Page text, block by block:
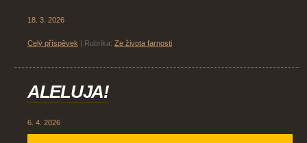
18. 3. 2026
Celý příspěvek | Rubrika: Ze života farnosti
ALELUJA!
6. 4. 2026